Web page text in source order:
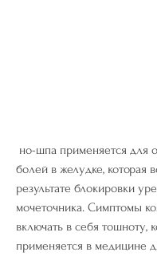
болей в желудке, которая
результате блокировки
мочеточника. Симптомы
включать в себя тошноту,
применяется в медицине